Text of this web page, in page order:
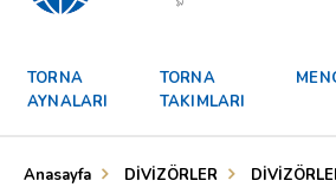
TORNA
AYNALARI
TORNA
TAKIMLARI
Anasayfa DİVİZÖRLER